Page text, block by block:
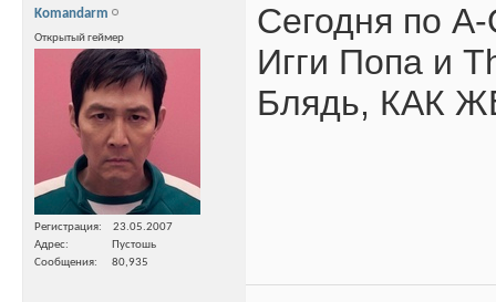
Komandarm
Открытый геймер
Регистрация
23.05.2007
Адрес
Пустошь
Сообщения
80,935
Сегодня по
Игги Попа и
Блядь, КАК